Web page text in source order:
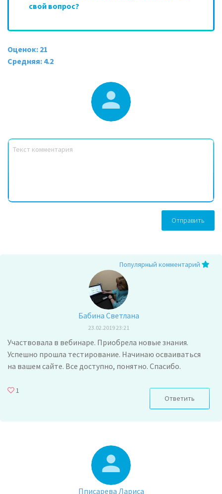
свой вопрос?
Оценок: 21
Средняя: 4.2
Отправить
Популярный комментарий
Бабина Светлана
23.02.2019 23:21
Участвовала в вебинаре. Приобрела новые знания.
Успешно прошла тестирование. Начинаю осваиваться
на вашем сайте. Все доступно, понятно. Спасибо.
1
Ответить
Пписарева Лариса